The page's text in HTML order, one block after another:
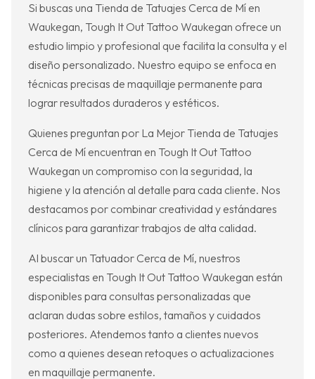
Si buscas una Tienda de Tatuajes Cerca de Mí en
Waukegan, Tough It Out Tattoo Waukegan ofrece un
estudio limpio y profesional que facilita la consulta y el
diseño personalizado. Nuestro equipo se enfoca en
técnicas precisas de maquillaje permanente para
lograr resultados duraderos y estéticos.
Quienes preguntan por La Mejor Tienda de Tatuajes
Cerca de Mí encuentran en Tough It Out Tattoo
Waukegan un compromiso con la seguridad, la
higiene y la atención al detalle para cada cliente. Nos
destacamos por combinar creatividad y estándares
clínicos para garantizar trabajos de alta calidad.
Al buscar un Tatuador Cerca de Mí, nuestros
especialistas en Tough It Out Tattoo Waukegan están
disponibles para consultas personalizadas que
aclaran dudas sobre estilos, tamaños y cuidados
posteriores. Atendemos tanto a clientes nuevos
como a quienes desean retoques o actualizaciones
en maquillaje permanente.